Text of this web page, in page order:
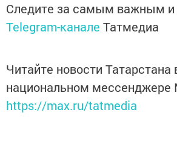
Следите за самым важным
Telegram-канале Татмедиа
Читайте новости Татарстана
национальном мессенджере
https://max.ru/tatmedia